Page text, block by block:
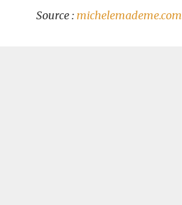
Source : michelemademe.com